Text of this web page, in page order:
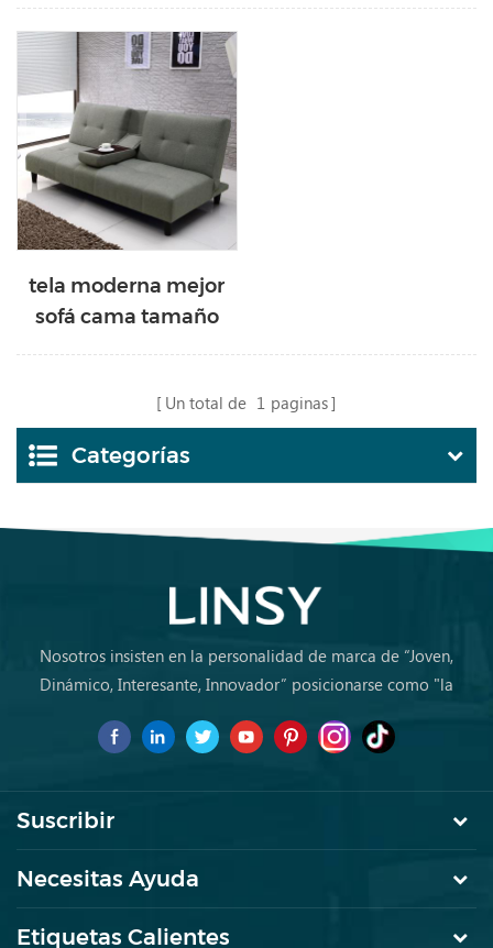
tela moderna mejor
sofá cama tamaño
pequeño
durmiente sin brazos
Un total de 1 paginas
Categorías
Nosotros insisten en la personalidad de marca de “Joven,
Dinámico, Interesante, Innovador” posicionarse como "la
por primera vez.
Suscribir
Necesitas Ayuda
Etiquetas Calientes